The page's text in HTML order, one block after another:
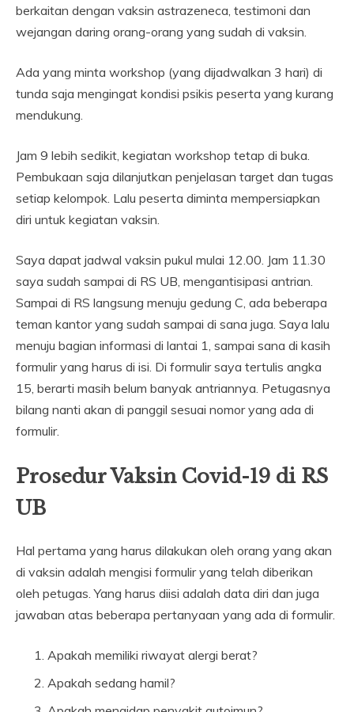
berkaitan dengan vaksin astrazeneca, testimoni dan
wejangan daring orang-orang yang sudah di vaksin.
Ada yang minta workshop (yang dijadwalkan 3 hari) di
tunda saja mengingat kondisi psikis peserta yang kurang
mendukung.
Jam 9 lebih sedikit, kegiatan workshop tetap di buka.
Pembukaan saja dilanjutkan penjelasan target dan tugas
setiap kelompok. Lalu peserta diminta mempersiapkan
diri untuk kegiatan vaksin.
Saya dapat jadwal vaksin pukul mulai 12.00. Jam 11.30
saya sudah sampai di RS UB, mengantisipasi antrian.
Sampai di RS langsung menuju gedung C, ada beberapa
teman kantor yang sudah sampai di sana juga. Saya lalu
menuju bagian informasi di lantai 1, sampai sana di kasih
formulir yang harus di isi. Di formulir saya tertulis angka
15, berarti masih belum banyak antriannya. Petugasnya
bilang nanti akan di panggil sesuai nomor yang ada di
formulir.
Prosedur Vaksin Covid-19 di RS
UB
Hal pertama yang harus dilakukan oleh orang yang akan
di vaksin adalah mengisi formulir yang telah diberikan
oleh petugas. Yang harus diisi adalah data diri dan juga
jawaban atas beberapa pertanyaan yang ada di formulir.
Apakah memiliki riwayat alergi berat?
Apakah sedang hamil?